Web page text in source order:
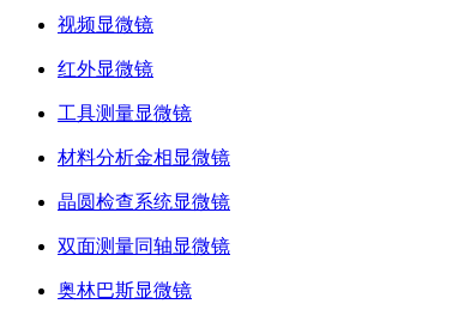
视频显微镜
红外显微镜
工具测量显微镜
材料分析金相显微镜
晶圆检查系统显微镜
双面测量同轴显微镜
奥林巴斯显微镜